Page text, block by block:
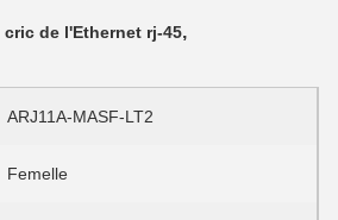
cric de l'Ethernet rj-45,
ARJ11A-MASF-LT2
Femelle